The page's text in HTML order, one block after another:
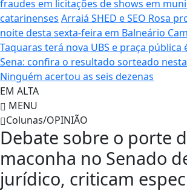
fraudes em licitações de shows em
catarinenses Arraiá SHED e SEO Rosa
noite desta sexta-feira em Balneário
Taquaras terá nova UBS e praça pública
Sena: confira o resultado sorteado
Ninguém acertou as seis dezenas
EM ALTA
MENU
Colunas/OPINIÃO
Debate sobre o porte
maconha no Senado
jurídico, criticam